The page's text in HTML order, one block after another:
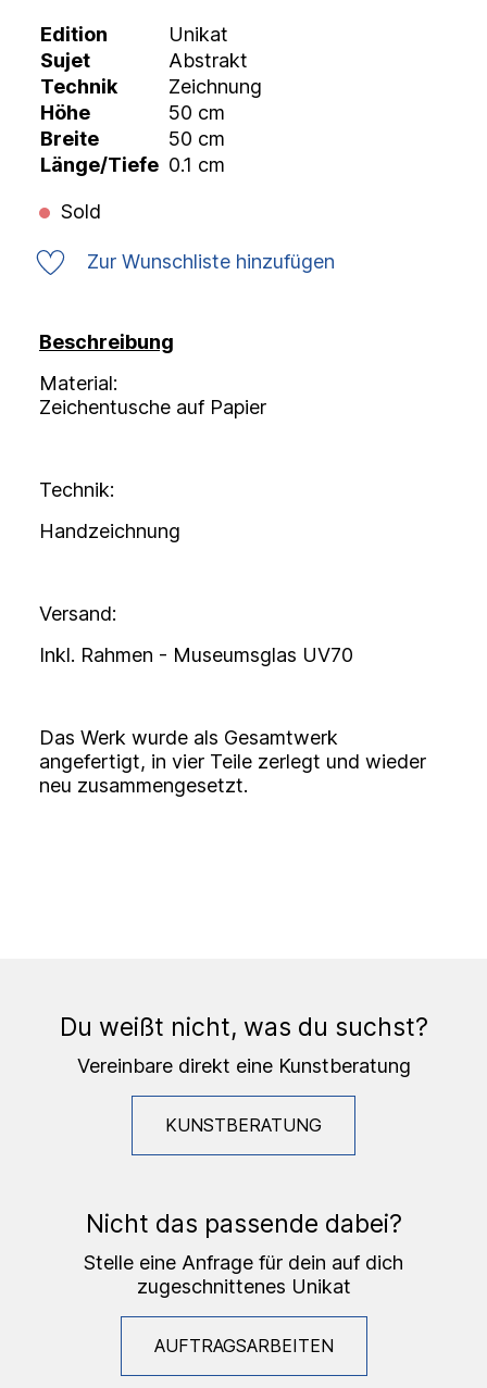
Edition
Unikat
Sujet
Abstrakt
Technik
Zeichnung
Höhe
50 cm
Breite
50 cm
Länge/Tiefe 0.1 cm
Sold
Zur Wunschliste hinzufügen
Beschreibung
Material:
Zeichentusche auf Papier
Technik:
Handzeichnung
Versand:
Inkl. Rahmen - Museumsglas UV70
Das Werk wurde als Gesamtwerk
angefertigt, in vier Teile zerlegt und wieder
neu zusammengesetzt.
Du weißt nicht, was du suchst?
Vereinbare direkt eine Kunstberatung
KUNSTBERATUNG
Nicht das passende dabei?
Stelle eine Anfrage für dein auf dich
zugeschnittenes Unikat
AUFTRAGSARBEITEN